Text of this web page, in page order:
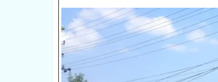
1 / 3